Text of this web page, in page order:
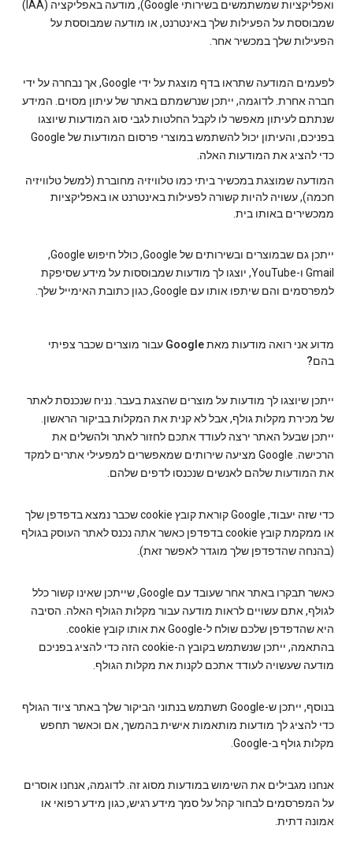
ואפליקציות שמשתמשים בשירותי Google), מודעה באפליקציה (IAA)
שמבוססת על הפעילות שלך באינטרנט, או מודעה שמבוססת על
הפעילות שלך במכשיר אחר.
לפעמים המודעה שתראו בדף מוצגת על ידי Google, אך נבחרה על ידי
חברה אחרת. לדוגמה, ייתכן שנרשמתם באתר של עיתון מסוים. המידע
שנתתם לעיתון מאפשר לו לקבל החלטות לגבי סוג המודעות שיוצגו
בפניכם, והעיתון יכול להשתמש במוצרי פרסום המודעות של Google
כדי להציג את המודעות האלה.
המודעה שמוצגת במכשיר ביתי כמו טלוויזיה מחוברת (למשל טלוויזיה
חכמה), עשויה להיות קשורה לפעילות באינטרנט או באפליקציות
ממכשירים באותו בית.
ייתכן גם שבמוצרים ובשירותים של Google, כולל חיפוש Google,‏
Gmail ו-YouTube, יוצגו לך מודעות שמבוססות על מידע שסיפקת
למפרסמים והם שיתפו אותו עם Google, כגון כתובת האימייל שלך.
מדוע אני רואה מודעות מאת Google עבור מוצרים שכבר צפיתי
בהם?
ייתכן שיוצגו לך מודעות על מוצרים שהצגת בעבר. נניח שנכנסת לאתר
של מכירת מקלות גולף, אבל לא קנית את המקלות בביקור הראשון.
ייתכן שבעל האתר ירצה לעודד אתכם לחזור לאתר ולהשלים את
הרכישה. Google מציעה שירותים שמאפשרים למפעילי אתרים למקד
את המודעות שלהם לאנשים שנכנסו לדפים שלהם.
כדי שזה יעבוד, Google קוראת קובץ cookie שכבר נמצא בדפדפן שלך
או ממקמת קובץ cookie בדפדפן כאשר אתה נכנס לאתר העוסק בגולף
(בהנחה שהדפדפן שלך מוגדר לאפשר זאת).
כאשר תבקרו באתר אחר שעובד עם Google, שייתכן שאינו קשור כלל
לגולף, אתם עשויים לראות מודעה עבור מקלות הגולף האלה. הסיבה
היא שהדפדפן שלכם שולח ל-Google את אותו קובץ cookie.
בהתאמה, ייתכן שנשתמש בקובץ ה-cookie הזה כדי להציג בפניכם
מודעה שעשויה לעודד אתכם לקנות את מקלות הגולף.
בנוסף, ייתכן ש-Google תשתמש בנתוני הביקור שלך באתר ציוד הגולף
כדי להציג לך מודעות מותאמות אישית בהמשך, אם וכאשר תחפש
מקלות גולף ב-Google.
אנחנו מגבילים את השימוש במודעות מסוג זה. לדוגמה, אנחנו אוסרים
על המפרסמים לבחור קהל על סמך מידע רגיש, כגון מידע רפואי או
אמונה דתית.